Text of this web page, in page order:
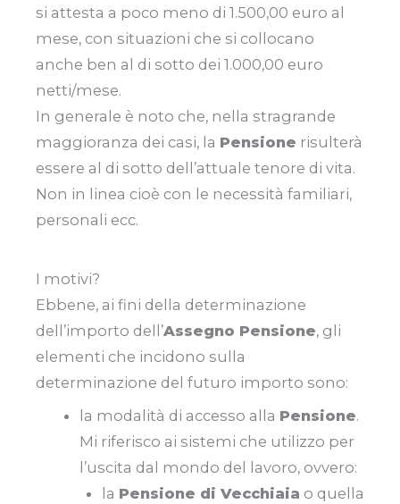
si attesta a poco meno di 1.500,00 euro al
mese, con situazioni che si collocano
anche ben al di sotto dei 1.000,00 euro
netti/mese.
In generale è noto che, nella stragrande
maggioranza dei casi, la Pensione risulterà
essere al di sotto dell’attuale tenore di vita.
Non in linea cioè con le necessità familiari,
personali ecc.
I motivi?
Ebbene, ai fini della determinazione
dell’importo dell’Assegno Pensione, gli
elementi che incidono sulla
determinazione del futuro importo sono:
la modalità di accesso alla Pensione.
Mi riferisco ai sistemi che utilizzo per
l’uscita dal mondo del lavoro, ovvero:
la Pensione di Vecchiaia o quella